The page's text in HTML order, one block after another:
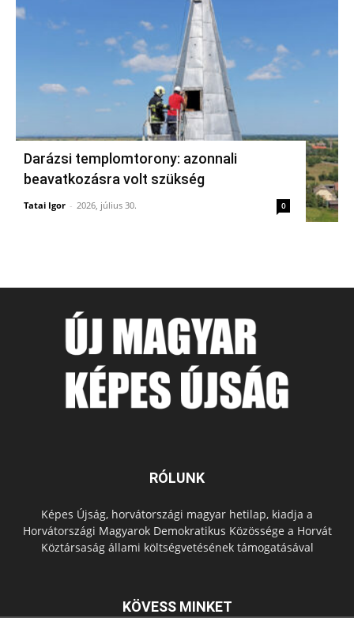
Darázsi templomtorony: azonnali
beavatkozásra volt szükség
Tatai Igor - 2026, július 30. 0
RÓLUNK
Képes Újság, horvátországi magyar hetilap, kiadja a
Horvátországi Magyarok Demokratikus Közössége a Horvát
Köztársaság állami költségvetésének támogatásával
KÖVESS MINKET